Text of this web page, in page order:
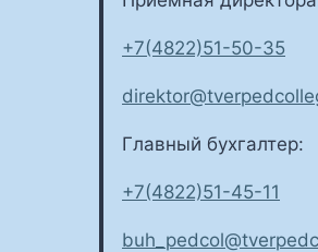
+7(4822)51-50-35
Главный бухгалтер:
+7(4822)51-45-11